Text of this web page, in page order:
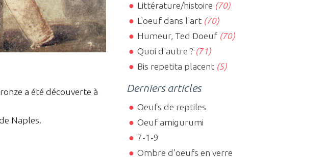
a été découverte à
Naples.
Littérature/histoire (70)
L'oeuf dans l'art(70)
Humeur, Ted Doeuf(70)
Quoi d'autre ? (71)
Bis repetita placent(5)
Derniers articles
Oeufs de reptiles
Oeuf amigurumi
7-1-9
Ombre d'oeufs en verre